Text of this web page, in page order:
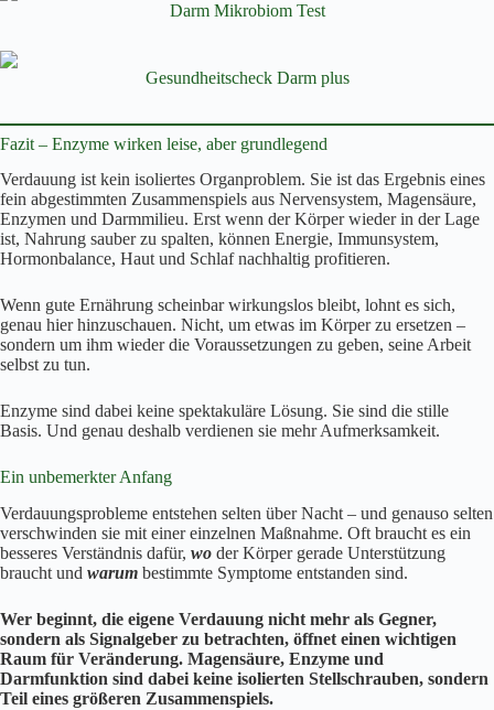
Darm Mikrobiom Test
Gesundheitscheck Darm plus
Fazit – Enzyme wirken leise, aber grundlegend
Verdauung ist kein isoliertes Organproblem. Sie ist das Ergebnis eines
fein abgestimmten Zusammenspiels aus Nervensystem, Magensäure,
Enzymen und Darmmilieu. Erst wenn der Körper wieder in der Lage
ist, Nahrung sauber zu spalten, können Energie, Immunsystem,
Hormonbalance, Haut und Schlaf nachhaltig profitieren.
Wenn gute Ernährung scheinbar wirkungslos bleibt, lohnt es sich,
genau hier hinzuschauen. Nicht, um etwas im Körper zu ersetzen –
sondern um ihm wieder die Voraussetzungen zu geben, seine Arbeit
selbst zu tun.
Enzyme sind dabei keine spektakuläre Lösung. Sie sind die stille
Basis. Und genau deshalb verdienen sie mehr Aufmerksamkeit.
Ein unbemerkter Anfang
Verdauungsprobleme entstehen selten über Nacht – und genauso selten
verschwinden sie mit einer einzelnen Maßnahme. Oft braucht es ein
besseres Verständnis dafür, wo der Körper gerade Unterstützung
braucht und warum bestimmte Symptome entstanden sind.
Wer beginnt, die eigene Verdauung nicht mehr als Gegner,
sondern als Signalgeber zu betrachten, öffnet einen wichtigen
Raum für Veränderung. Magensäure, Enzyme und
Darmfunktion sind dabei keine isolierten Stellschrauben, sondern
Teil eines größeren Zusammenspiels.